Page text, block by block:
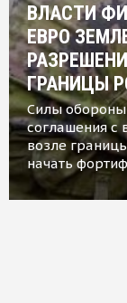
ВЛАСТИ
ЕВРО
ГРАНИЦЫ
Силы
соглашения с
возле
начать